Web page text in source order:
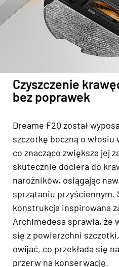
Czyszczenie
bez poprawek
Dreame F20 został
szczotkę boczną o włosiu
co znacząco zwiększa jej
skutecznie dociera do
narożników, osiągając
sprzątaniu przyściennym.
konstrukcja inspirowana
Archimedesa sprawia, że
się z powierzchni
owijać, co przekłada się
przerw na konserwację.